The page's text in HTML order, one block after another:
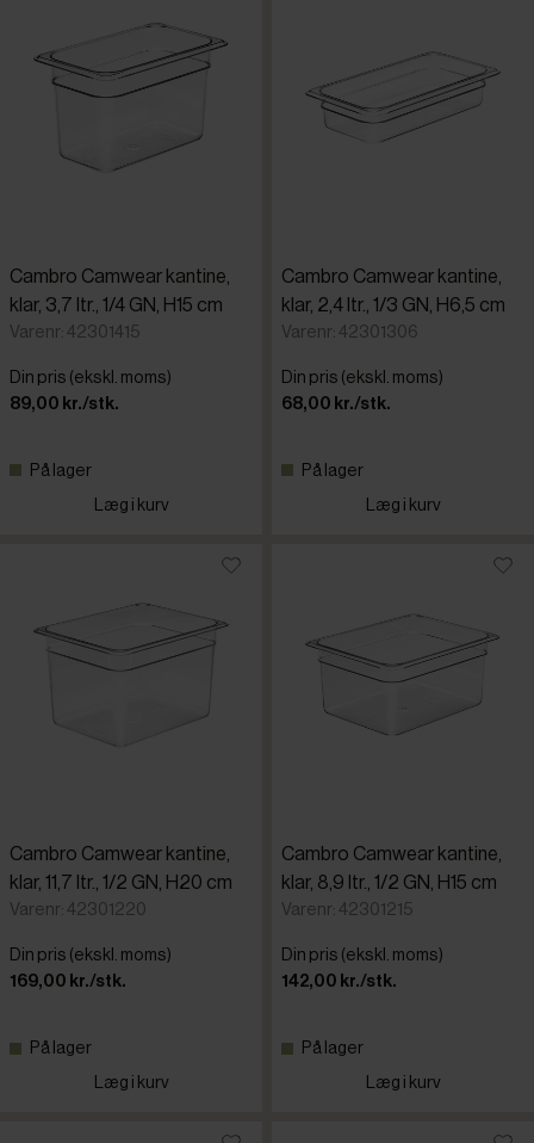
Cambro Camwear kantine,
klar, 3,7 ltr., 1/4 GN, H15 cm
Varenr: 42301415
Din pris (ekskl. moms)
89,00 kr./stk.
På lager
Læg i kurv
Cambro Camwear kantine,
klar, 2,4 ltr., 1/3 GN, H6,5 cm
Varenr: 42301306
Din pris (ekskl. moms)
68,00 kr./stk.
På lager
Læg i kurv
Cambro Camwear kantine,
klar, 11,7 ltr., 1/2 GN, H20 cm
Varenr: 42301220
Din pris (ekskl. moms)
169,00 kr./stk.
På lager
Læg i kurv
Cambro Camwear kantine,
klar, 8,9 ltr., 1/2 GN, H15 cm
Varenr: 42301215
Din pris (ekskl. moms)
142,00 kr./stk.
På lager
Læg i kurv